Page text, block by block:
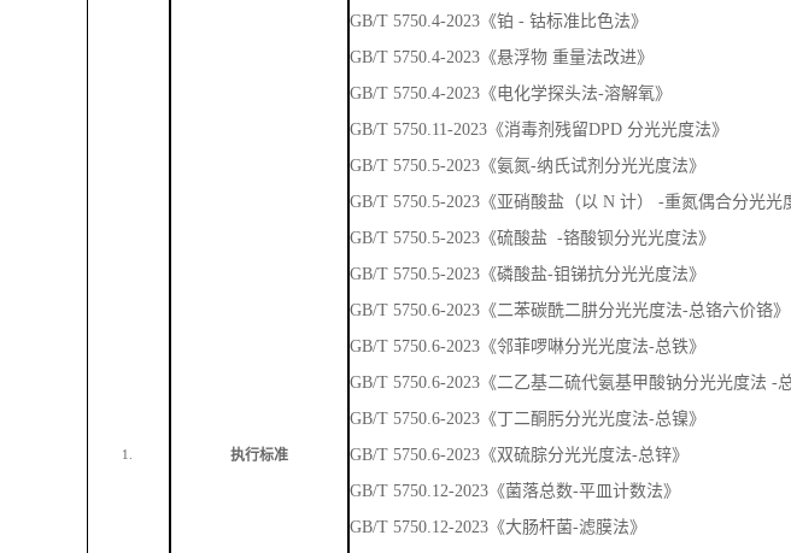
1. 执行标准
GB/T 5750.4-2023《铂 - 钴标准比色法》
GB/T 5750.4-2023《悬浮物 重量法改进》
GB/T 5750.4-2023《电化学探头法-溶解氧》
GB/T 5750.11-2023《消毒剂残留DPD 分光光度法》
GB/T 5750.5-2023《氨氮-纳氏试剂分光光度法》
GB/T 5750.5-2023《亚硝酸盐（以 N 计） -重氮偶合分光光
GB/T 5750.5-2023《硫酸盐 -铬酸钡分光光度法》
GB/T 5750.5-2023《磷酸盐-钼锑抗分光光度法》
GB/T 5750.6-2023《二苯碳酰二肼分光光度法-总铬六价铬》
GB/T 5750.6-2023《邻菲啰啉分光光度法-总铁》
GB/T 5750.6-2023《二乙基二硫代氨基甲酸钠分光光度法 -总
GB/T 5750.6-2023《丁二酮肟分光光度法-总镍》
GB/T 5750.6-2023《双硫腙分光光度法-总锌》
GB/T 5750.12-2023《菌落总数-平皿计数法》
GB/T 5750.12-2023《大肠杆菌-滤膜法》